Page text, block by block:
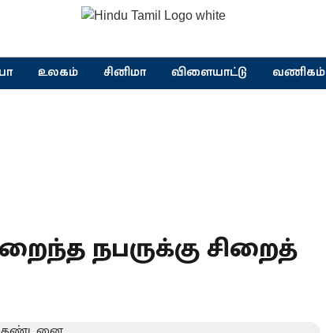
உலகம் சினிமா விளையாட்டு வணிகம்
நபருக்கு சிறைத்